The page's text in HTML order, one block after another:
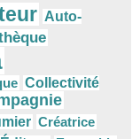
Auto-
Collectivité
Créatrice